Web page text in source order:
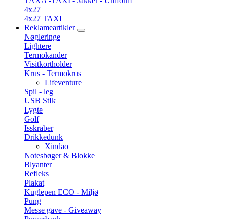
4x27
4x27 TAXI
Reklameartikler
Nøgleringe
Lightere
Termokander
Visitkortholder
Krus - Termokrus
Lifeventure
Spil - leg
USB StIk
Lygte
Golf
Isskraber
Drikkedunk
Xindao
Notesbøger & Blokke
Blyanter
Refleks
Plakat
Kuglepen ECO - Miljø
Pung
Messe gave - Giveaway